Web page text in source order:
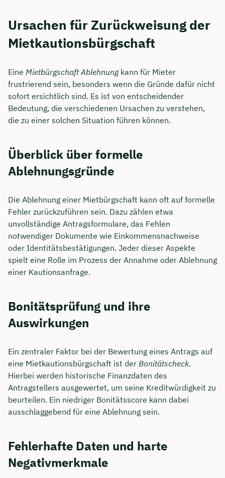
Ursachen für Zurückweisung der
Mietkautionsbürgschaft
Eine Mietbürgschaft Ablehnungkann für Mieter
frustrierend sein, besonders wenn die Gründe dafür nicht
sofort ersichtlich sind. Es ist von entscheidender
Bedeutung, die verschiedenen Ursachen zu verstehen,
die zu einer solchen Situation führen können.
Überblick über formelle
Ablehnungsgründe
Die Ablehnung einer Mietbürgschaft kann oft auf formelle
Fehler zurückzuführen sein. Dazu zählen etwa
unvollständige Antragsformulare, das Fehlen
notwendiger Dokumente wie Einkommensnachweise
oder Identitätsbestätigungen. Jeder dieser Aspekte
spielt eine Rolle im Prozess der Annahme oder Ablehnung
einer Kautionsanfrage.
Bonitätsprüfung und ihre
Auswirkungen
Ein zentraler Faktor bei der Bewertung eines Antrags auf
eine Mietkautionsbürgschaft ist der Bonitätscheck.
Hierbei werden historische Finanzdaten des
Antragstellers ausgewertet, um seine Kreditwürdigkeit zu
beurteilen. Ein niedriger Bonitätsscore kann dabei
ausschlaggebend für eine Ablehnung sein.
Fehlerhafte Daten und harte
Negativmerkmale